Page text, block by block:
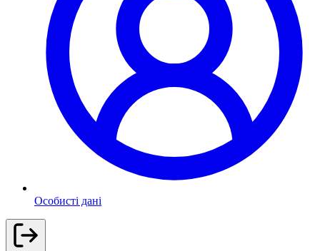
Особисті дані